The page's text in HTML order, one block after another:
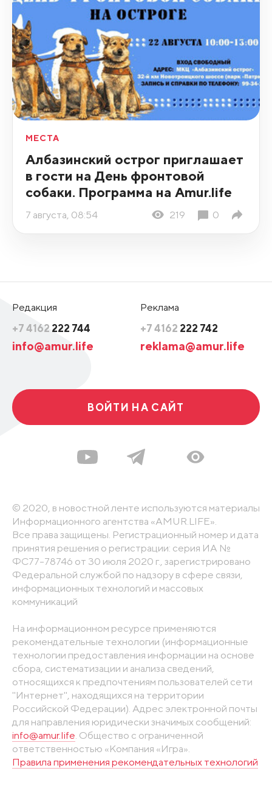
МЕСТА
Албазинский острог приглашает
в гости на День фронтовой
собаки. Программа на Amur.life
7 августа, 08:54 219 0
Редакция
+7 4162 222 744
info@amur.life
Реклама
+7 4162 222 742
reklama@amur.life
ВОЙТИ НА САЙТ
© 2020, в новостной ленте используются материалы
Информационного агентства «AMUR.LIFE».
Все права защищены. Регистрационный номер и дата
принятия решения о регистрации: серия ИА №
ФС77-78746 от 30 июля 2020 г., зарегистрировано
Федеральной службой по надзору в сфере связи,
информационных технологий и массовых
коммуникаций
На информационном ресурсе применяются
рекомендательные технологии (информационные
технологии предоставления информации на основе
сбора, систематизации и анализа сведений,
относящихся к предпочтениям пользователей сети
"Интернет", находящихся на территории
Российской Федерации). Адрес электронной почты
для направления юридически значимых сообщений:
info@amur.life . Общество с ограниченной
ответственностью «Компания «Игра».
Правила применения рекомендательных технологий